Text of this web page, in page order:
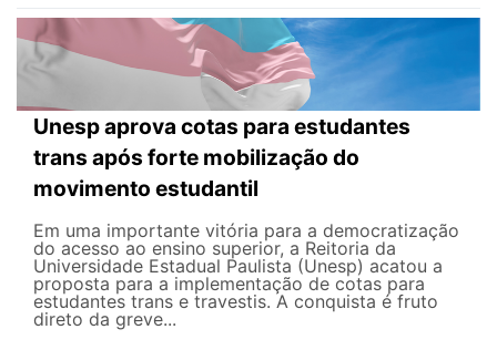
Unesp aprova cotas para estudantes
trans após forte mobilização do
movimento estudantil
Em uma importante vitória para a democratização
do acesso ao ensino superior, a Reitoria da
Universidade Estadual Paulista (Unesp) acatou a
proposta para a implementação de cotas para
estudantes trans e travestis. A conquista é fruto
direto da greve...